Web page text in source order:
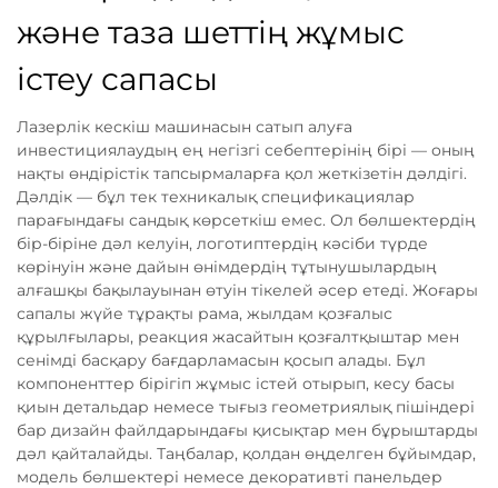
және таза шеттің жұмыс
істеу сапасы
Лазерлік кескіш машинасын сатып алуға
инвестициялаудың ең негізгі себептерінің бірі — оның
нақты өндірістік тапсырмаларға қол жеткізетін дәлдігі.
Дәлдік — бұл тек техникалық спецификациялар
парағындағы сандық көрсеткіш емес. Ол бөлшектердің
бір-біріне дәл келуін, логотиптердің кәсіби түрде
көрінуін және дайын өнімдердің тұтынушылардың
алғашқы бақылауынан өтуін тікелей әсер етеді. Жоғары
сапалы жүйе тұрақты рама, жылдам қозғалыс
құрылғылары, реакция жасайтын қозғалтқыштар мен
сенімді басқару бағдарламасын қосып алады. Бұл
компоненттер бірігіп жұмыс істей отырып, кесу басы
қиын детальдар немесе тығыз геометриялық пішіндері
бар дизайн файлдарындағы қисықтар мен бұрыштарды
дәл қайталайды. Таңбалар, қолдан өңделген бұйымдар,
модель бөлшектері немесе декоративті панельдер